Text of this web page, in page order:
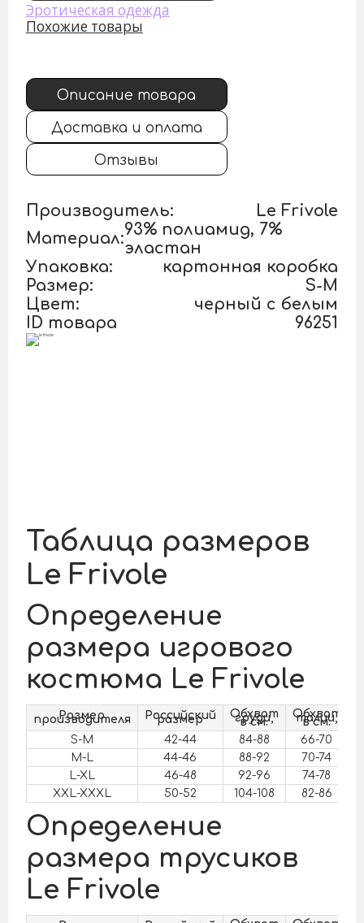
Эротическая одежда
Похожие товары
Описание товара
Доставка и оплата
Отзывы
Производитель:
Le Frivole
Материал:
93% полиамид, 7%
эластан
Упаковка:
картонная коробка
Размер:
S-M
Цвет:
черный с белым
ID товара
96251
Таблица размеров
Le Frivole
Определение
размера игрового
костюма Le Frivole
Размер
производителя Российский
размер Обхват
груди,
в см.
Обхват
талии,
в см.
S-M
42-44 84-88 66-70
M-L
44-46 88-92 70-74
L-XL
46-48 92-96 74-78
XXL-XXXL
50-52 104-108 82-86
Определение
размера трусиков
Le Frivole